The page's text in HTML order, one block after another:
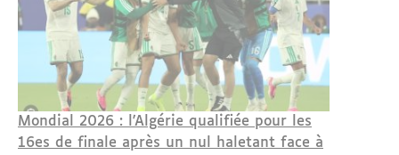
Mondial 2026 : l'Algérie qualifiée pour les
16es de finale après un nul haletant face à